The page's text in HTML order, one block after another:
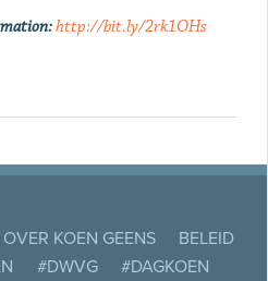
http://bit.ly/2rk1OHs
OVER KOEN GEENS
BELEID
#DWVG
#DAGKOEN